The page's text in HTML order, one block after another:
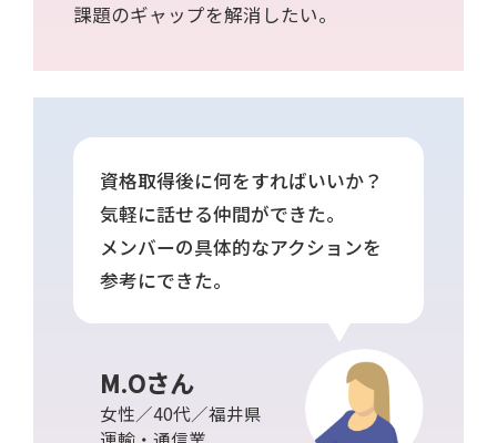
課題のギャップを解消したい。
資格取得後に何をすればいいか？
気軽に話せる仲間ができた。
メンバーの具体的なアクションを
参考にできた。
M.Oさん
女性／40代／福井県